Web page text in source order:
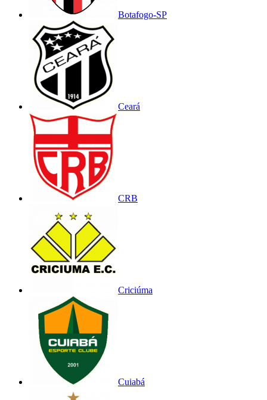
Botafogo-SP
Ceará
CRB
Criciúma
Cuiabá